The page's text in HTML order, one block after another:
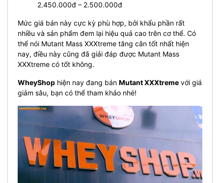
2.450.000đ – 2.500.000đ
Mức giá bán này cực kỳ phù hợp, bởi khẩu phần rất
nhiều và sản phẩm đem lại hiệu quả cao trên cơ thể. Có
thể nói Mutant Mass XXXtreme tăng cân tốt nhất hiện
nay, điều này cũng đã giải đáp được Mutant Mass
XXXtreme có tốt không.
WheyShop hiện nay đang bán Mutant XXXtreme với giá
giảm sâu, bạn có thể tham khảo nhé!